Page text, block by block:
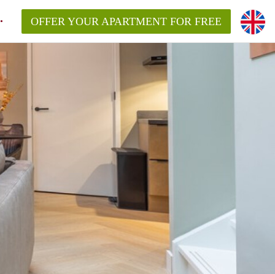
OFFER YOUR APARTMENT FOR FREE